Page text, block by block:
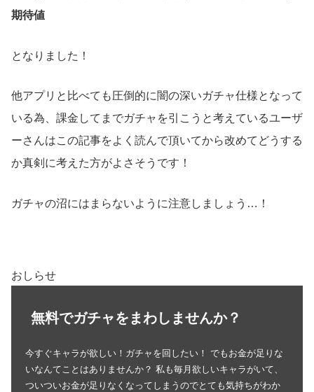
期待値
となりました！
他アプリと比べても圧倒的に闇の深いガチャ仕様となって
いる為、課金してまでガチャを引こうと考えているユーザ
ーさんはこの記事をよく読んで頂いてから改めてどうする
か真剣に考えた方がよさそうです！
ガチャの沼にはまらないように注意しましょう…！
おしらせ
無料でガチャをまわしませんか？
今すぐキャラが欲しい！ガチャを回したい！ でもお金が足りな
いなんてことはありませんか？ 私も毎月欲しいキャラがいて、
ついついお金が足りなくなってしまうのでとても気持ちがわか